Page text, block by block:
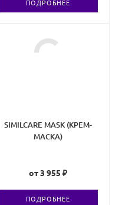
ПОДРОБНЕЕ
SIMILCARE MASK (КРЕМ-
МАСКА)
от3 955 ₽
ПОДРОБНЕЕ